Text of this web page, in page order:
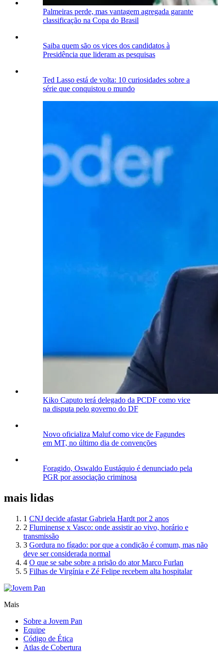
Palmeiras perde, mas vantagem agregada garante
classificação na Copa do Brasil
Saiba quem são os vices dos candidatos à
Presidência que lideram as pesquisas
Ted Lasso está de volta: 10 curiosidades sobre a
série que conquistou o mundo
Kiko Caputo terá delegado da PCDF como vice
na disputa pelo governo do DF
Novo oficializa Maluf como vice de Fagundes
em MT, no último dia de convenções
Foragido, Oswaldo Eustáquio é denunciado pela
PGR por associação criminosa
mais lidas
1 CNJ decide afastar Gabriela Hardt por 2 anos
2 Fluminense x Vasco: onde assistir ao vivo, horário e
transmissão
3 Gordura no fígado: por que a condição é comum, mas não
deve ser considerada normal
4 O que se sabe sobre a prisão do ator Marco Furlan
5 Filhas de Virgínia e Zé Felipe recebem alta hospitalar
Mais
Sobre a Jovem Pan
Equipe
Código de Ética
Atlas de Cobertura